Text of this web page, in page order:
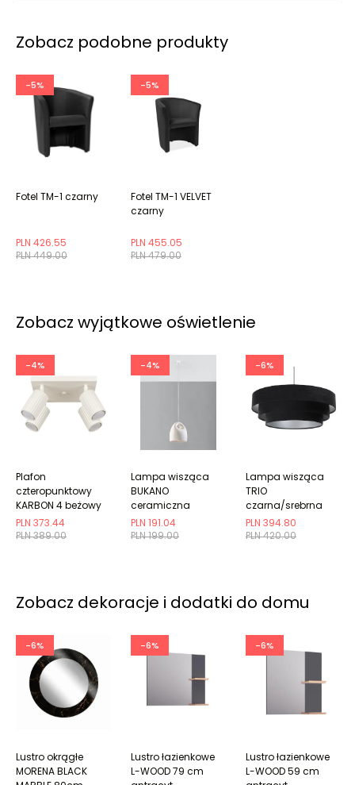
Zobacz podobne produkty
-5%
PLN 449.00
PLN 426.55
Fotel TM-1 czarny
-5%
PLN 479.00
PLN 455.05
Fotel TM-1 VELVET
czarny
Zobacz wyjątkowe oświetlenie
-4%
PLN 389.00
PLN 373.44
Plafon
czteropunktowy
KARBON 4 beżowy
kwadratowy
-4%
PLN 199.00
PLN 191.04
Lampa wisząca
BUKANO
ceramiczna
-6%
PLN 420.00
PLN 394.80
Lampa wisząca
TRIO
czarna/srebrna
Zobacz dekoracje i dodatki do domu
-6%
Lustro okrągłe
MORENA BLACK
-6%
Lustro łazienkowe
L-WOOD 79 cm
-6%
Lustro łazienkowe
L-WOOD 59 cm